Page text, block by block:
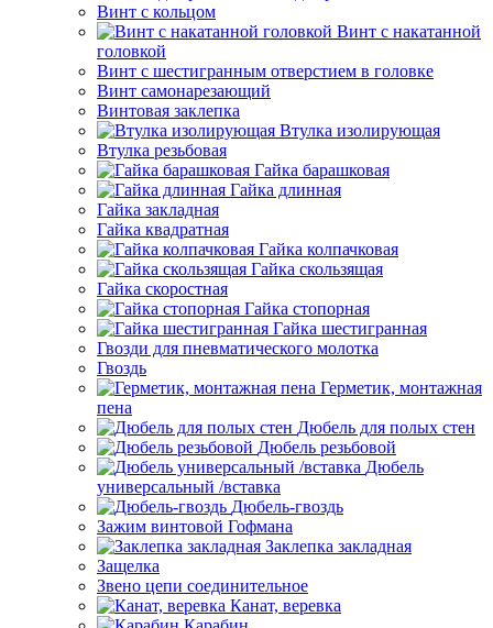
Винт с кольцом
Винт с накатанной
головкой
Винт с шестигранным отверстием в головке
Винт самонарезающий
Винтовая заклепка
Втулка изолирующая
Втулка резьбовая
Гайка барашковая
Гайка длинная
Гайка закладная
Гайка квадратная
Гайка колпачковая
Гайка скользящая
Гайка скоростная
Гайка стопорная
Гайка шестигранная
Гвозди для пневматического молотка
Гвоздь
Герметик, монтажная
пена
Дюбель для полых стен
Дюбель резьбовой
Дюбель
универсальный /вставка
Дюбель-гвоздь
Зажим винтовой Гофмана
Заклепка закладная
Защелка
Звено цепи соединительное
Канат, веревка